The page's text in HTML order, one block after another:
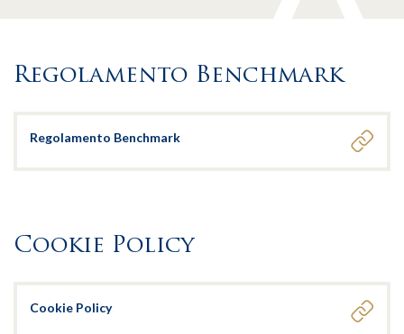
Regolamento Benchmark
Regolamento Benchmark
Cookie Policy
Cookie Policy